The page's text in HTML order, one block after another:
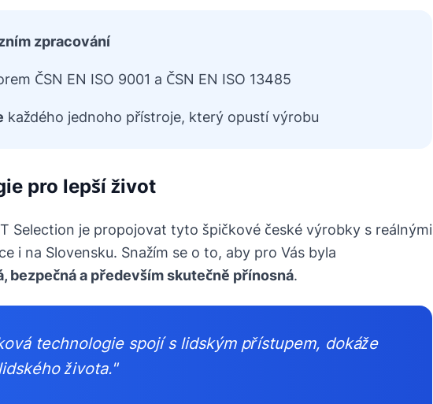
zpracování
ČSN EN ISO 9001 a ČSN EN ISO 13485
každého jednoho přístroje, který opustí výrobu
pro lepší život
Selection je propojovat tyto špičkové české výrobky s reálnými
i na Slovensku. Snažím se o to, aby pro Vás byla
bezpečná a především skutečně přínosná.
technologie spojí s lidským přístupem, dokáže
života."